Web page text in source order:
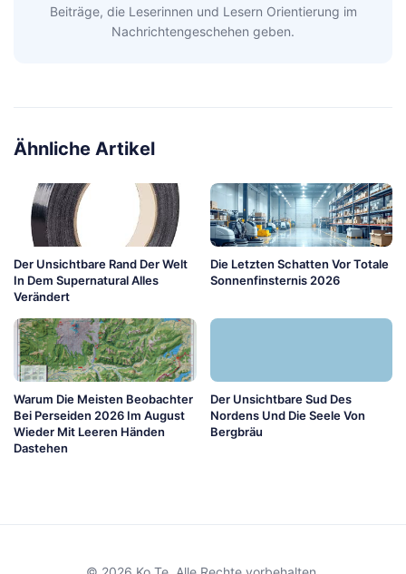
Beiträge, die Leserinnen und Lesern Orientierung im
Nachrichtengeschehen geben.
Ähnliche Artikel
Der Unsichtbare Rand Der Welt
In Dem Supernatural Alles
Verändert
Die Letzten Schatten Vor Totale
Sonnenfinsternis 2026
Warum Die Meisten Beobachter
Bei Perseiden 2026 Im August
Wieder Mit Leeren Händen
Dastehen
Der Unsichtbare Sud Des
Nordens Und Die Seele Von
Bergbräu